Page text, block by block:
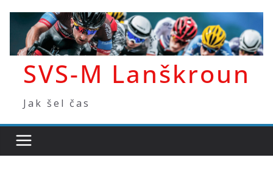
Přeskočit
obsah
SVS-M Lanškroun
Jak šel čas